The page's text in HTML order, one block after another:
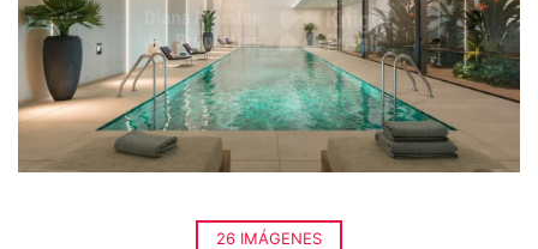
26 IMÁGENES